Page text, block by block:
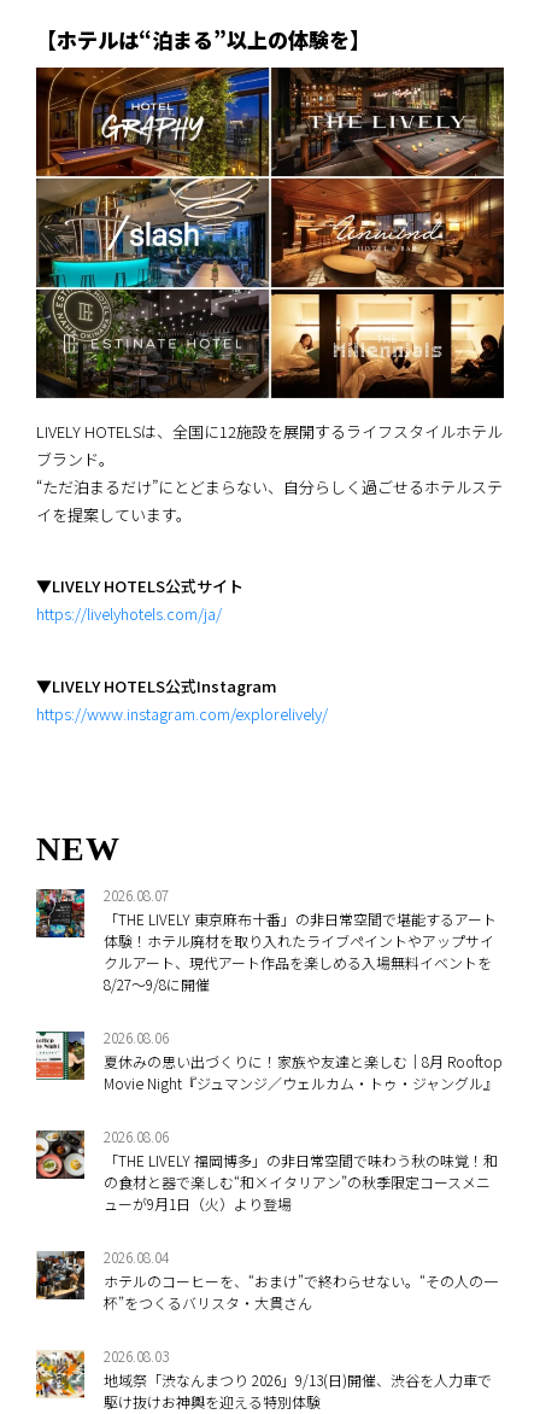
【ホテルは“泊まる”以上の体験を】
LIVELY HOTELSは、全国に12施設を展開するライフスタイルホテル
ブランド。
“ただ泊まるだけ”にとどまらない、自分らしく過ごせるホテルステ
イを提案しています。
▼LIVELY HOTELS公式サイト
https://livelyhotels.com/ja/
▼LIVELY HOTELS公式Instagram
https://www.instagram.com/explorelively/
NEW
2026.08.07
「THE LIVELY 東京麻布十番」の非日常空間で堪能するアート
体験！ホテル廃材を取り入れたライブペイントやアップサイ
クルアート、現代アート作品を楽しめる入場無料イベントを
8/27～9/8に開催
2026.08.06
夏休みの思い出づくりに！家族や友達と楽しむ｜8月 Rooftop
Movie Night『ジュマンジ／ウェルカム・トゥ・ジャングル』
2026.08.06
「THE LIVELY 福岡博多」の非日常空間で味わう秋の味覚！和
の食材と器で楽しむ“和×イタリアン”の秋季限定コースメニ
ューが9月1日（火）より登場
2026.08.04
ホテルのコーヒーを、“おまけ”で終わらせない。“その人の一
杯”をつくるバリスタ・大貫さん
2026.08.03
地域祭「渋なんまつり 2026」9/13(日)開催、渋谷を人力車で
駆け抜けお神輿を迎える特別体験